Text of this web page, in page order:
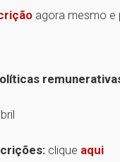
agora mesmo e
clique aqui
1